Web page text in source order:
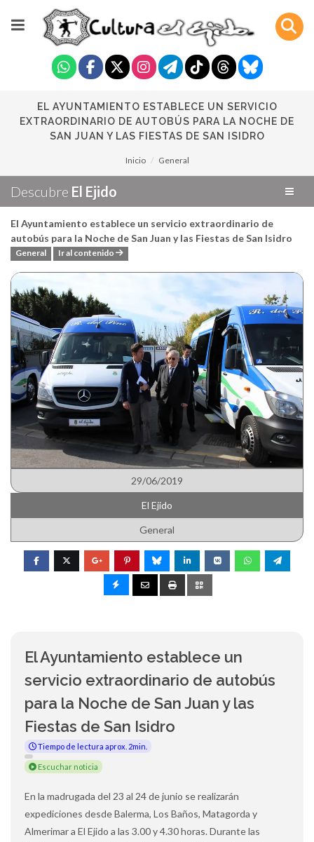
EL AYUNTAMIENTO ESTABLECE UN SERVICIO
EXTRAORDINARIO DE AUTOBÚS PARA LA NOCHE DE
SAN JUAN Y LAS FIESTAS DE SAN ISIDRO
Inicio General
Descubre El Ejido
El Ayuntamiento establece un servicio extraordinario de
autobús para la Noche de San Juan y las Fiestas de San Isidro
General Ir al contenido
29/06/2019
El Ejido
General
El Ayuntamiento establece un
servicio extraordinario de autobús
para la Noche de San Juan y las
Fiestas de San Isidro
Tiempo de lectura aprox. 2min.
Escuchar noticia
En la madrugada del 23 al 24 de junio se realizarán
expediciones desde Balerma, Los Baños, Matagorda y
Almerimar a El Ejido a las 3.00 y 4.30 horas. Durante las